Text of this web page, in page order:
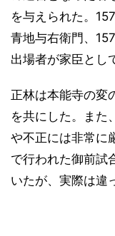
を与えられた。
青地与右衛門、
出場者が家臣とし
正林は本能寺の変
を共にした。また
や不正には非常に
で行われた御前試
いたが、実際は違